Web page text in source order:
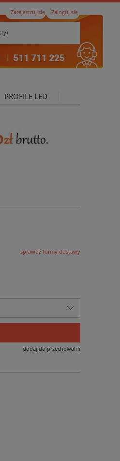
Zarejestruj się Zaloguj się
PROFILE LED
sprawdź formy dostawy
dodaj do przechowalni